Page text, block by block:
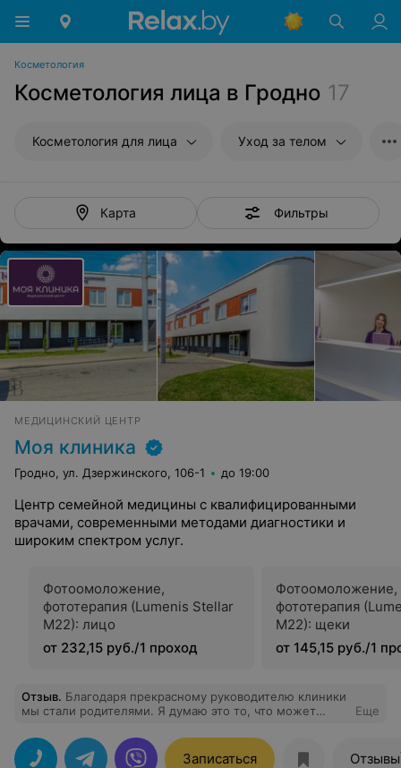
Косметология
Косметология лица в Гродно 17
Косметология для лица Уход за телом
Карта Фильтры
МЕДИЦИНСКИЙ ЦЕНТР
Моя клиника
Гродно, ул. Дзержинского, 106-1 до 19:00
Центр семейной медицины с квалифицированными
врачами, современными методами диагностики и
широким спектром услуг.
Фотоомоложение,
фототерапия (Lumenis Stellar
M22): лицо
от 232,15 руб./1 проход
Фотоомоложение,
фототерапия
M22): щеки
от 145,15 руб./1
Отзыв. Благодаря прекрасному руководителю клиники
мы стали родителями. Я думаю это то, что может
Еще
Записаться Отзывы